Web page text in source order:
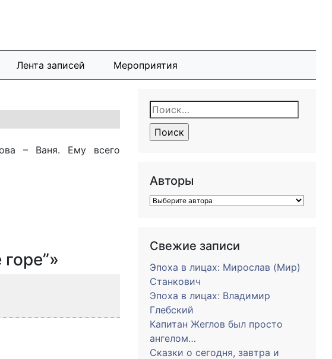
Лента записей Мероприятия
– Ваня. Ему всего
Найти:
Авторы
Свежие записи
Эпоха в лицах: Мирослав (Мир)
Станкович
Эпоха в лицах: Владимир
Глебский
Капитан Жеглов был просто
ангелом…
Сказки о сегодня, завтра и